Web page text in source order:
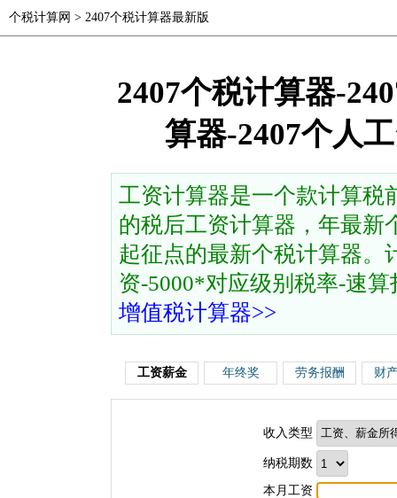
个税计算网 > 2407个税计算器最新版
2407个税计算器-
算器-2407个人
工资计算器是一个款计算税
的税后工资计算器，年最新
起征点的最新个税计算器。
资-5000*对应级别税率-速
增值税计算器>>
工资薪金 年终奖 劳务报酬 财
收入类型
纳税期数
本月工资